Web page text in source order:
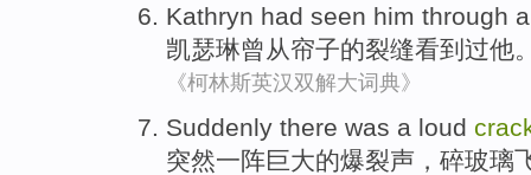
Kathryn had seen him through
凯瑟琳曾从帘子的裂缝看到过他
《柯林斯英汉双解大词典》
Suddenly there was a loud
突然一阵巨大的爆裂声， 碎玻璃